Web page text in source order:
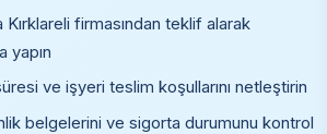
firmasından teklif alarak
yapın
ve işyeri teslim koşullarını netleştirin
belgelerini ve sigorta durumunu kontrol